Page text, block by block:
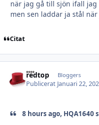
när jag gå till sjön ifall
men sen laddar ja stål
Citat
redtop Bloggers
Publicerat Januari 22,
8 hours ago, HQA1640